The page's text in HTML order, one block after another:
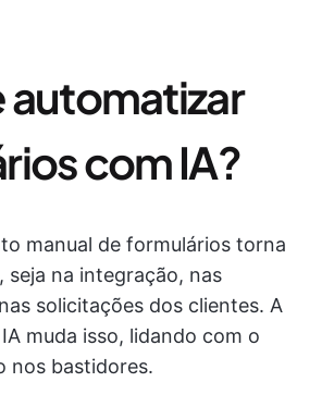
automatizar
com IA?
manual de formulários torna
seja na integração, nas
solicitações dos clientes. A
muda isso, lidando com o
nos bastidores.